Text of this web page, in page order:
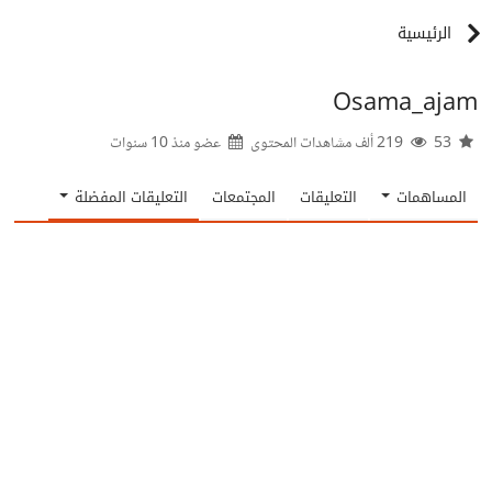
الرئيسية
Osama_ajam
عضو منذ10 سنوات
المساهمات التعليقات المجتمعات التعليقات المفضلة